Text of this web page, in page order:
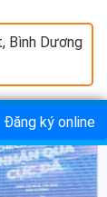
Bình Dương
Đăng ký online